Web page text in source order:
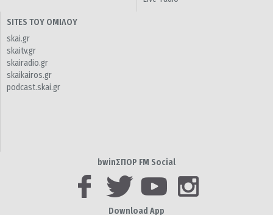
SITES ΤΟΥ ΟΜΙΛΟΥ
skai.gr
skaitv.gr
skairadio.gr
skaikairos.gr
podcast.skai.gr
bwinΣΠΟΡ FM Social
Download App